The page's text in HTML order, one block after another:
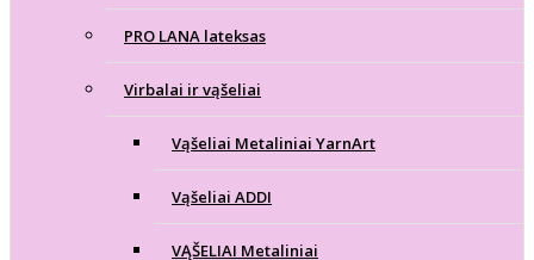
PRO LANA lateksas
Virbalai ir vąšeliai
Vąšeliai Metaliniai YarnArt
Vąšeliai ADDI
VĄŠELIAI Metaliniai